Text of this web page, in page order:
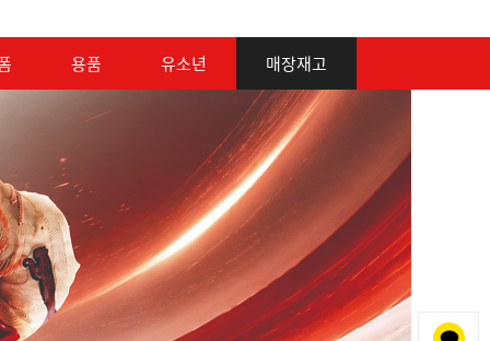
용품 유소년 매장재고